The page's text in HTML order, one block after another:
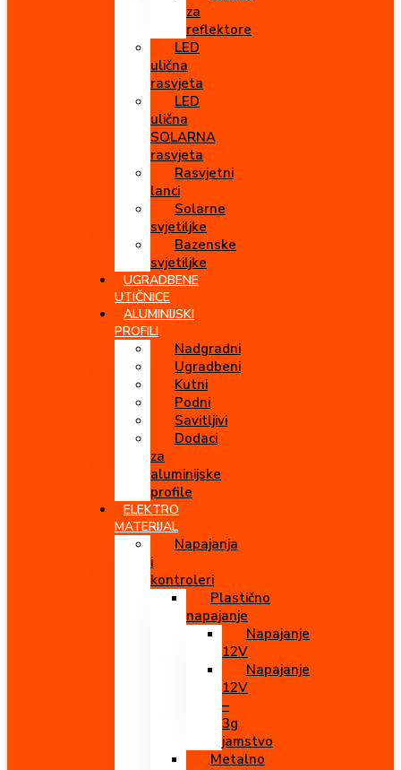
za
reflektore
LED
ulična
rasvjeta
LED
ulična
SOLARNA
rasvjeta
Rasvjetni
lanci
Solarne
svjetiljke
Bazenske
svjetiljke
UGRADBENE
UTIČNICE
ALUMINIJSKI
PROFILI
Nadgradni
Ugradbeni
Kutni
Podni
Savitljivi
Dodaci
za
aluminijske
profile
ELEKTRO
MATERIJAL
Napajanja
i
kontroleri
Plastično
napajanje
Napajanje
12V
Napajanje
12V
–
3g
jamstvo
Metalno